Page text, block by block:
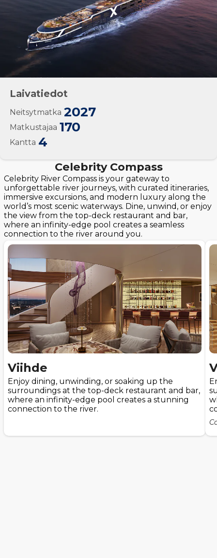
Laivatiedot
Neitsytmatka 2027
Matkustajaa 170
Kantta 4
Celebrity Compass
Celebrity River Compass is your gateway to
unforgettable river journeys, with curated itineraries,
immersive excursions, and modern luxury along the
world’s most scenic waterways. Dine, unwind, or enjoy
the view from the top-deck restaurant and bar,
where an infinity-edge pool creates a seamless
connection to the river around you.
Viihde
Enjoy dining, unwinding, or soaking up the
surroundings at the top-deck restaurant and bar,
where an infinity-edge pool creates a stunning
connection to the river.